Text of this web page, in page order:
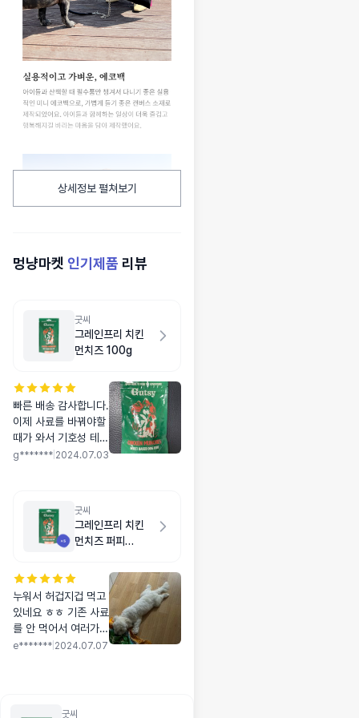
상세정보 펼쳐보기
멍냥마켓 인기제품 리뷰
굿씨
그레인프리 치킨
먼치즈 100g
빠른 배송 감사합니다.
이제 사료를 바꿔야할
때가 와서 기호성 테스
트하려고 사봤어요~
g******* 2024.07.03
굿씨
그레인프리 치킨
먼치즈 퍼피
누워서 허겁지겁 먹고
있네요 ㅎㅎ 기존 사료
를 안 먹어서 여러가지
로 먹여보다 굿씨 정착
e******* 2024.07.07
굿씨